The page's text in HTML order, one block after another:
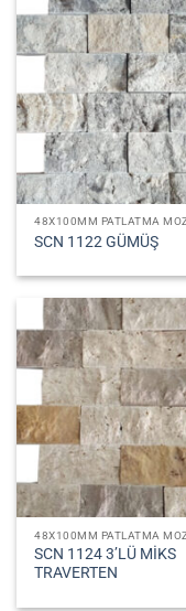
48X100MM PATLATMA
SCN 1122 GÜMÜŞ
48X100MM PATLATMA
SCN 1124 3’LÜ MİKS
TRAVERTEN